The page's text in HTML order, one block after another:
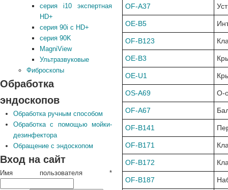
OF-A37
OE-B5
OF-B123
OE-B3
OE-U1
OS-A69 О-
OF-A67
OF-B141
OF-B171
OF-B172
OF-B187
серия i10 экспертная
HD+
серия 90i с HD+
серия 90K
MagniView
Ультразвуковые
Фиброскопы
Обработка
эндоскопов
Обработка ручным способом
Обработка с помощью мойки-
дезинфектора
Обращение с эндоскопом
Вход на сайт
Имя пользователя *